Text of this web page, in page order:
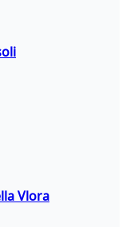
Vlora